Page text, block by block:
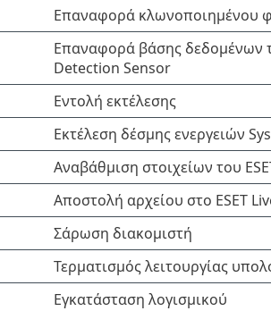
Επαναφορά κλωνοποιημένου
Επαναφορά βάσης δεδομένων
Detection Sensor
Εντολή εκτέλεσης
Εκτέλεση δέσμης ενεργειών
Αναβάθμιση στοιχείων του
Αποστολή αρχείου στο ESET
Σάρωση διακομιστή
Τερματισμός λειτουργίας
Εγκατάσταση λογισμικού